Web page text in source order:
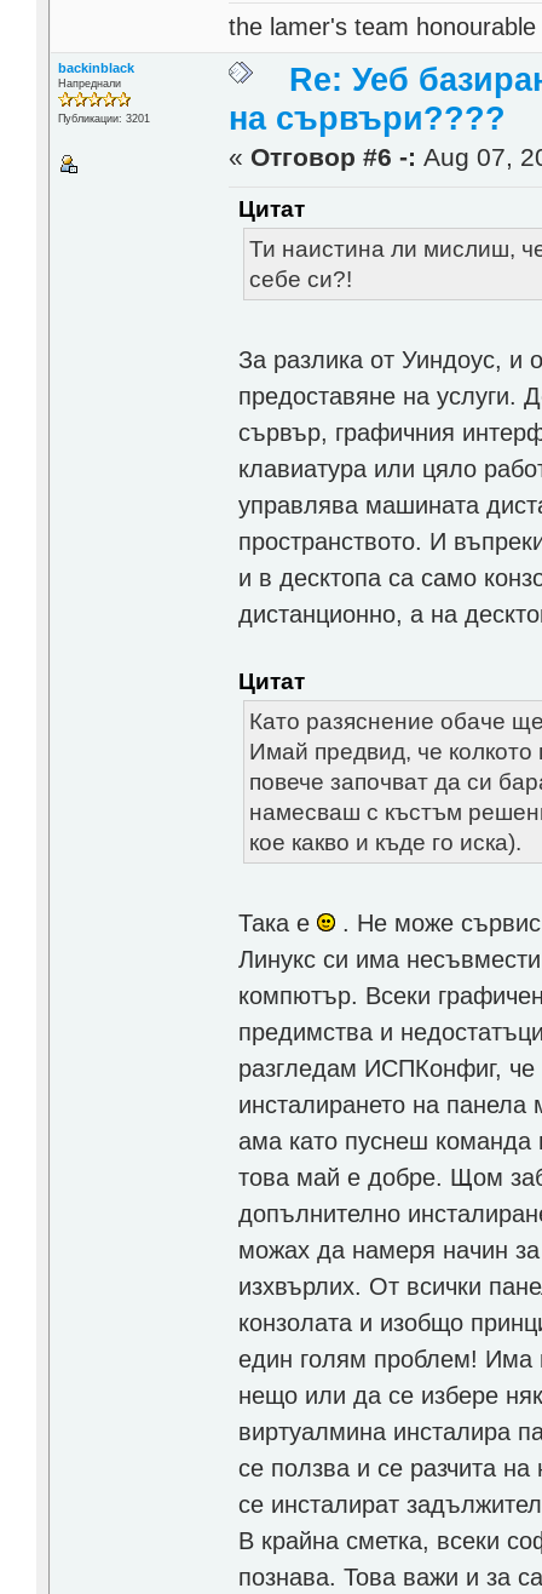
the lamer's team
backinblack
Напреднали
Публикации: 3201
Re: Уеб
на сървъри????
« Отговор #6 -: Aug 07,
Цитат
Ти наистина ли мислиш,
себе си?!
За разлика от Уиндоус, и
предоставяне на услуги.
сървър, графичния
клавиатура или цяло
управлява машината
пространството. И
и в десктопа са само
дистанционно, а на
Цитат
Като разяснение обаче
Имай предвид, че
повече започват да си
намесваш с къстъм
кое какво и къде го иска).
Така е
. Не може
Линукс си има
компютър. Всеки
предимства и
разгледам ИСПКонфиг,
инсталирането на
ама като пуснеш
това май е добре. Щом
допълнително
можах да намеря начин
изхвърлих. От всички
конзолата и изобщо
един голям проблем! Има
нещо или да се избере
виртуалмина инсталира
се ползва и се разчита
се инсталират
В крайна сметка, всеки
познава. Това важи и за